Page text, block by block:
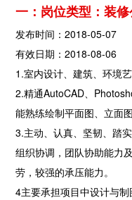
一：岗位类型：装
发布时间：2018-05-07
有效日期：2018-08-06
1.室内设计、建筑、环境
2.精通AutoCAD、
能熟练绘制平面图、立面
3.主动、认真、坚韧、踏
组织协调，团队协助能力
劳，较强的承压能力。
4主要承担项目中设计与